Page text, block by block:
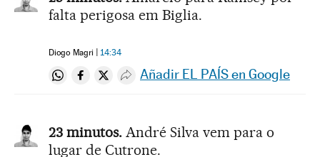
falta perigosa em Biglia.
Diogo Magri 14:34
Compartir en Whatsapp
Compartir en Facebook
Compartir en Twitter
Desplegar Redes Sociales
Añadir EL PAÍS en Google
23 minutos. André Silva vem para o
lugar de Cutrone.